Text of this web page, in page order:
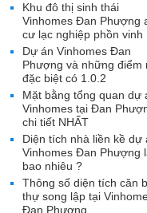
Khu đô thị sinh thái
Vinhomes Đan Phượng
cư lạc nghiệp phồn vinh
Dự án Vinhomes Đan
Phượng và những điểm
đặc biệt có 1.0.2
Mặt bằng tổng quan dự
Vinhomes tại Đan
chi tiết NHẤT
Diện tích nhà liền kề dự
Vinhomes Đan Phượng
bao nhiêu ?
Thông số diện tích căn
thự song lập tại
Đan Phượng